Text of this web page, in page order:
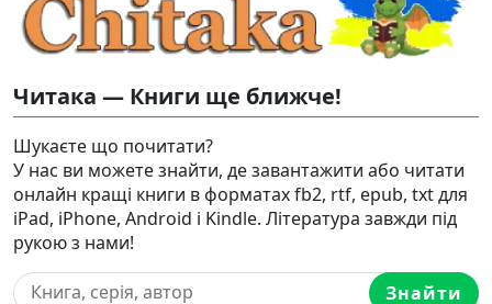
Читака — Книги ще ближче!
Шукаєте що почитати?
У нас ви можете знайти, де завантажити або читати
онлайн кращі книги в форматах fb2, rtf, epub, txt для
iPad, iPhone, Android і Kindle. Література завжди під
рукою з нами!
Знайти